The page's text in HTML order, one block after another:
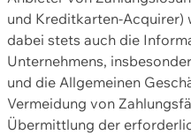
und Kreditkarten-Acquirer)
dabei stets auch die
Unternehmens,
und die Allgemeinen
Vermeidung von
Übermittlung der